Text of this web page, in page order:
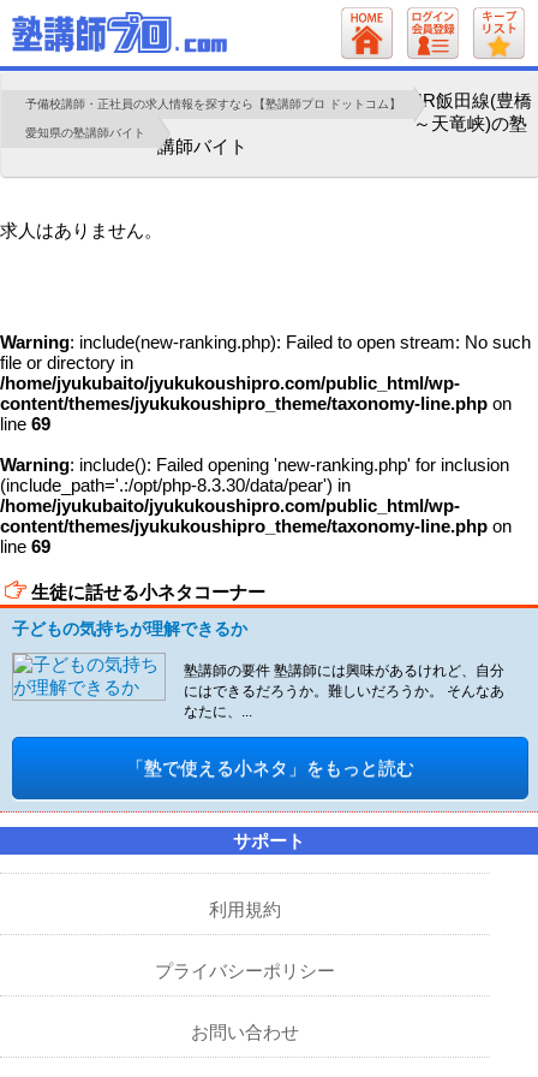
予備校講師・正社員の求人情報を探すなら【塾講師プロ ドットコム】
愛知県の塾講師バイト
JR飯田線(豊橋
～天竜峡)の塾
講師バイト
求人はありません。
Warning: include(new-ranking.php): Failed to open stream: No such
file or directory in
/home/jyukubaito/jyukukoushipro.com/public_html/wp-
content/themes/jyukukoushipro_theme/taxonomy-line.php on
line 69
Warning: include(): Failed opening 'new-ranking.php' for inclusion
(include_path='.:/opt/php-8.3.30/data/pear') in
/home/jyukubaito/jyukukoushipro.com/public_html/wp-
content/themes/jyukukoushipro_theme/taxonomy-line.php on
line 69
生徒に話せる小ネタコーナー
子どもの気持ちが理解できるか
塾講師の要件 塾講師には興味があるけれど、自分
にはできるだろうか。難しいだろうか。 そんなあ
なたに、...
「塾で使える小ネタ」をもっと読む
サポート
利用規約
プライバシーポリシー
お問い合わせ